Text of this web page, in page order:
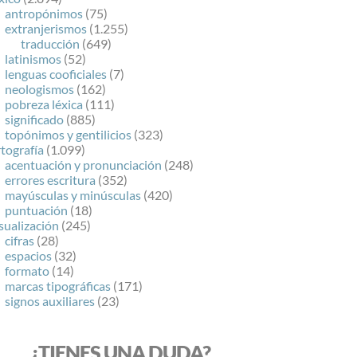
antropónimos (75)
extranjerismos (1.255)
traducción (649)
latinismos (52)
lenguas cooficiales (7)
neologismos (162)
pobreza léxica (111)
significado (885)
topónimos y gentilicios (323)
(1.099)
acentuación y pronunciación (248)
errores escritura (352)
mayúsculas y minúsculas (420)
puntuación (18)
(245)
cifras (28)
espacios (32)
formato (14)
marcas tipográficas (171)
signos auxiliares (23)
¿TIENES UNA DUDA?